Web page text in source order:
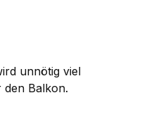
unnötig viel
den Balkon.